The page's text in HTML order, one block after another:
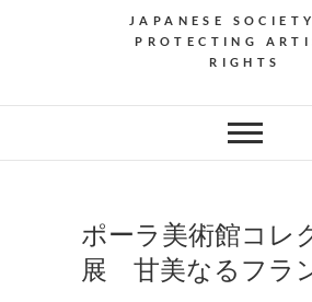
JAPANESE
PROTECTING
RIGHTS
ポーラ美術館コレ
展 甘美なるフラ